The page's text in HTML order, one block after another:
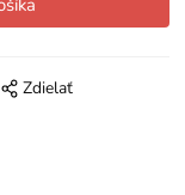
Zdielať